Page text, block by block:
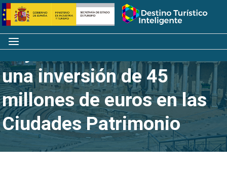
Saltar
al
contenido
Inicio
Menú
Reyes Maroto anuncia
una inversión de 45
millones de euros en las
Ciudades Patrimonio